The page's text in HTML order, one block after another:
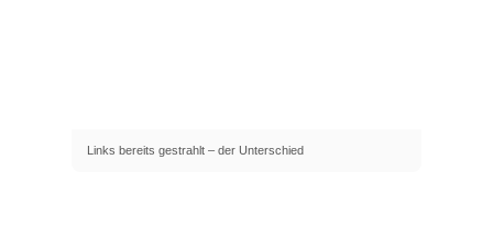
Links bereits gestrahlt – der Unterschied